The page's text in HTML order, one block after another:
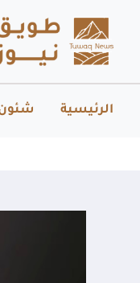
الرئيسية شئون